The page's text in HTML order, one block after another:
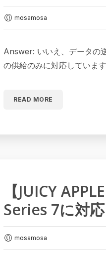
mosamosa
Answer: いいえ、データの
の供給のみに対応しています
READ MORE
【JUICY
Series 7に対
mosamosa